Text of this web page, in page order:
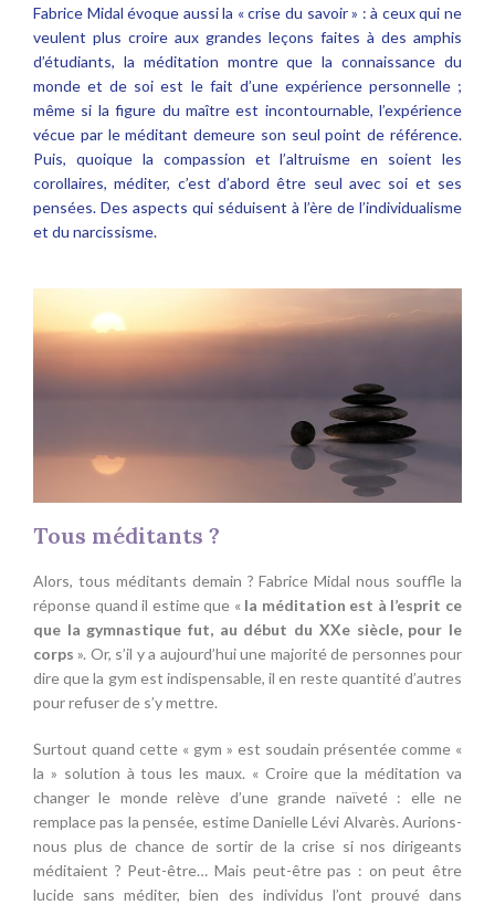
Fabrice Midal évoque aussi la « crise du savoir » : à ceux qui ne
veulent plus croire aux grandes leçons faites à des amphis
d’étudiants, la méditation montre que la connaissance du
monde et de soi est le fait d’une expérience personnelle ;
même si la figure du maître est incontournable, l’expérience
vécue par le méditant demeure son seul point de référence.
Puis, quoique la compassion et l’altruisme en soient les
corollaires, méditer, c’est d’abord être seul avec soi et ses
pensées. Des aspects qui séduisent à l’ère de l’individualisme
et du narcissisme.
Tous méditants ?
Alors, tous méditants demain ? Fabrice Midal nous souffle la
réponse quand il estime que « la méditation est à l’esprit ce
que la gymnastique fut, au début du XXe siècle, pour le
corps». Or, s’il y a aujourd’hui une majorité de personnes pour
dire que la gym est indispensable, il en reste quantité d’autres
pour refuser de s’y mettre.
Surtout quand cette « gym » est soudain présentée comme «
la » solution à tous les maux. « Croire que la méditation va
changer le monde relève d’une grande naïveté : elle ne
remplace pas la pensée, estime Danielle Lévi Alvarès. Aurions-
nous plus de chance de sortir de la crise si nos dirigeants
méditaient ? Peut-être… Mais peut-être pas : on peut être
lucide sans méditer, bien des individus l’ont prouvé dans